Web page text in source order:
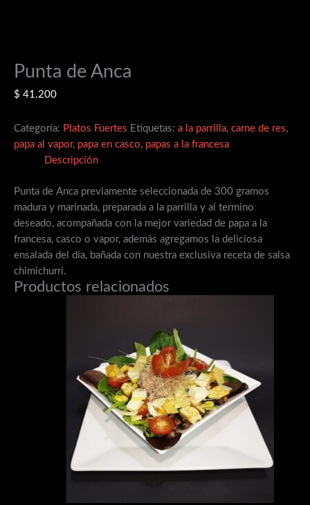
Punta de Anca
$ 41.200
Categoría: Platos Fuertes Etiquetas: a la parrilla, carne de res,
papa al vapor, papa en casco, papas a la francesa
Descripción
Punta de Anca previamente seleccionada de 300 gramos
madura y marinada, preparada a la parrilla y al termino
deseado, acompañada con la mejor variedad de papa a la
francesa, casco o vapor, además agregamos la deliciosa
ensalada del día, bañada con nuestra exclusiva receta de salsa
chimichurri.
Productos relacionados